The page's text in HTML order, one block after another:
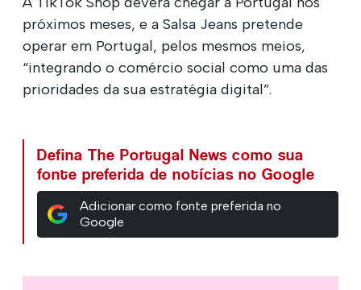
próximos meses, e a Salsa Jeans pretende
operar em Portugal, pelos mesmos meios,
“integrando o comércio social como uma das
prioridades da sua estratégia digital”.
Defina The Portugal News como sua
fonte preferida de notícias no Google
Adicionar como fonte preferida no
Google